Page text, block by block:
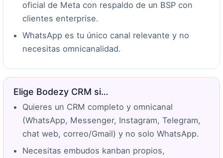
oficial de Meta con respaldo de un BSP con
clientes enterprise.
WhatsApp es tu único canal relevante y no
necesitas omnicanalidad.
Elige Bodezy CRM si…
Quieres un CRM completo y omnicanal
(WhatsApp, Messenger, Instagram, Telegram,
chat web, correo/Gmail) y no solo WhatsApp.
Necesitas embudos kanban propios,